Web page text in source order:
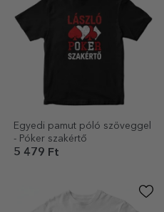
Egyedi pamut póló szöveggel
- Póker szakértő
5 479 Ft